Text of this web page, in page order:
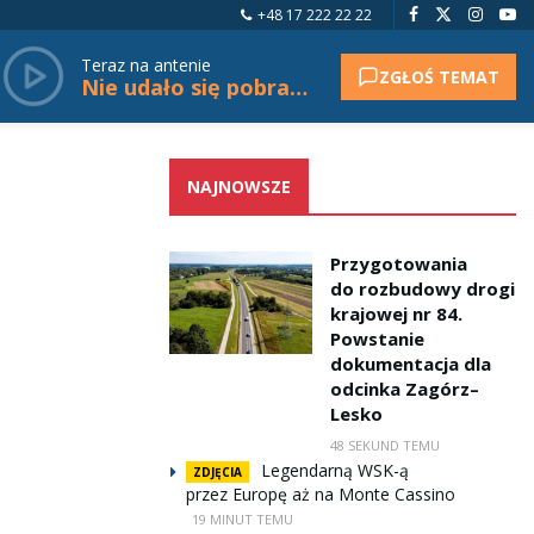
+48 17 222 22 22
Teraz na antenie
Nie udało się pobrać tytułu. ZGŁOŚ TEMAT
NAJNOWSZE
Przygotowania
do rozbudowy drogi
krajowej nr 84.
Powstanie
dokumentacja dla
odcinka Zagórz–
Lesko
48 SEKUND TEMU
ZDJĘCIA
Legendarną WSK-ą
przez Europę aż na Monte Cassino
19 MINUT TEMU